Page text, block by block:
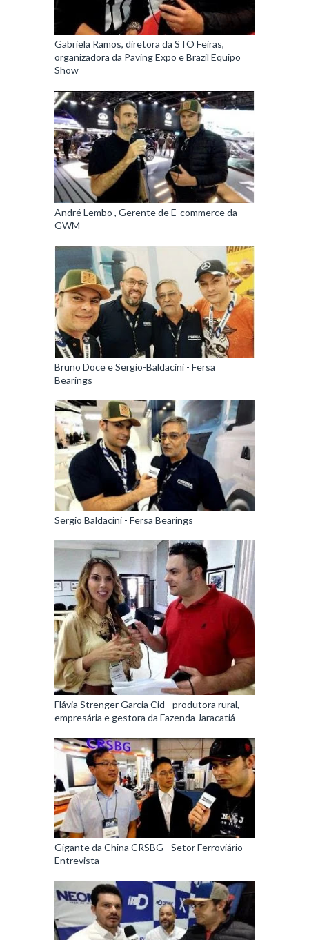
Gabriela Ramos, diretora da STO Feiras,
organizadora da Paving Expo e Brazil Equipo
Show
André Lembo , Gerente de E-commerce da
GWM
Bruno Doce e Sergio-Baldacini - Fersa
Bearings
Sergio Baldacini - Fersa Bearings
Flávia Strenger Garcia Cid - produtora rural,
empresária e gestora da Fazenda Jaracatiá
Gigante da China CRSBG - Setor Ferroviário
Entrevista